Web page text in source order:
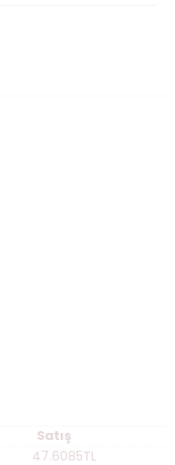
Satış
47.6085TL